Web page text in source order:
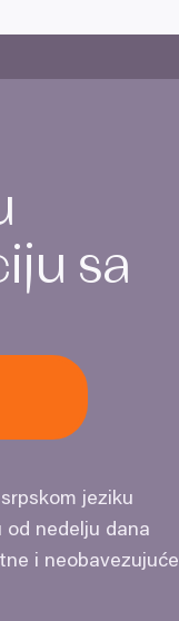
sa
jeziku
od nedelju dana
i neobavezujuće